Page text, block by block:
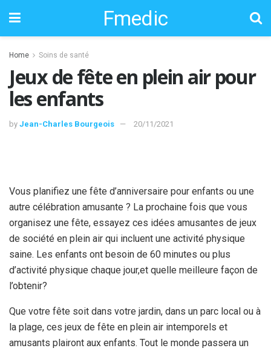
Fmedic
Home Soins de santé
Jeux de fête en plein air pour
les enfants
by Jean-Charles Bourgeois 20/11/2021
Vous planifiez une fête d’anniversaire pour enfants ou une
autre célébration amusante ? La prochaine fois que vous
organisez une fête, essayez ces idées amusantes de jeux
de société en plein air qui incluent une activité physique
saine. Les enfants ont besoin de 60 minutes ou plus
d’activité physique chaque jour,et quelle meilleure façon de
l’obtenir?
Que votre fête soit dans votre jardin, dans un parc local ou à
la plage, ces jeux de fête en plein air intemporels et
amusants plairont aux enfants. Tout le monde passera un